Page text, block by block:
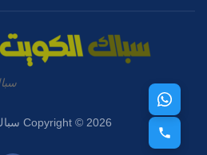
Copyright © 2026 سباك الكويت All rights reserved.